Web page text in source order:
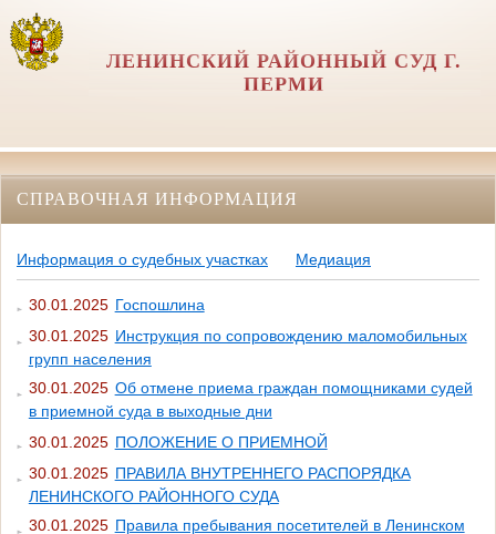
ЛЕНИНСКИЙ РАЙОННЫЙ СУД Г.
ПЕРМИ
СПРАВОЧНАЯ ИНФОРМАЦИЯ
Информация о судебных участках Медиация
30.01.2025 Госпошлина
30.01.2025 Инструкция по сопровождению маломобильных
групп населения
30.01.2025 Об отмене приема граждан помощниками судей
в приемной суда в выходные дни
30.01.2025 ПОЛОЖЕНИЕ О ПРИЕМНОЙ
30.01.2025 ПРАВИЛА ВНУТРЕННЕГО РАСПОРЯДКА
ЛЕНИНСКОГО РАЙОННОГО СУДА
30.01.2025 Правила пребывания посетителей в Ленинском